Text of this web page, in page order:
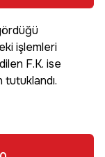
işlemleri
F.K. ise
tutuklandı.